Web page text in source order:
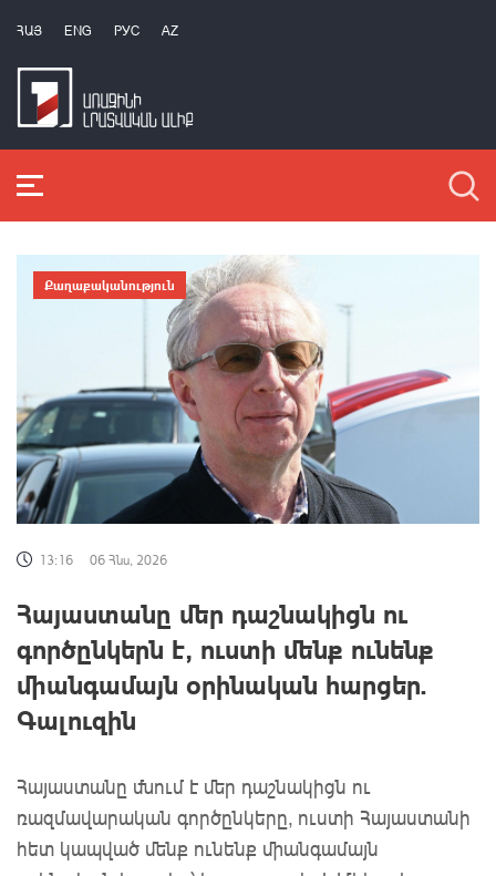
ՀԱՅ ENG РУС AZ
Քաղաքականություն
13:16 06 Հնս, 2026
Հայաստանը մեր դաշնակիցն ու
գործընկերն է, ուստի մենք ունենք
միանգամայն օրինական հարցեր.
Գալուզին
Հայաստանը մնում է մեր դաշնակիցն ու
ռազմավարական գործընկերը, ուստի Հայաստանի
հետ կապված մենք ունենք միանգամայն